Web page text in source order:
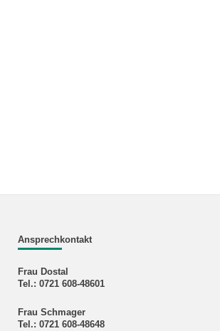
Ansprechkontakt
Frau Dostal
Tel.: 0721 608-48601
Frau Schmager
Tel.: 0721 608-48648